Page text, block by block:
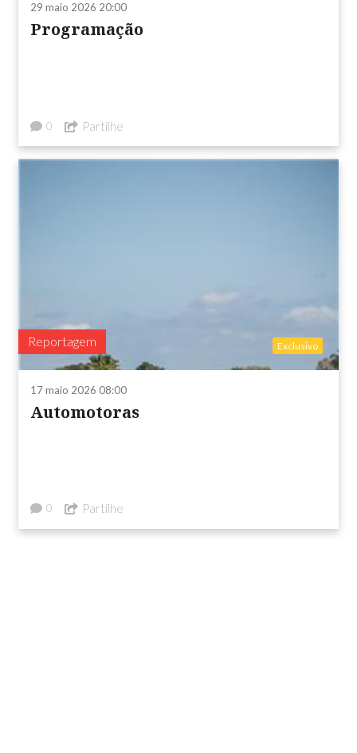
29 maio 2026 20:00
Programação
0 Partilhe
Reportagem Exclusivo
17 maio 2026 08:00
Automotoras
0 Partilhe